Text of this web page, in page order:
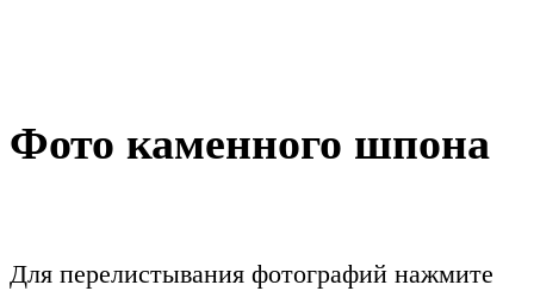
Фото каменного шпона
Для перелистывания фотографий нажмите